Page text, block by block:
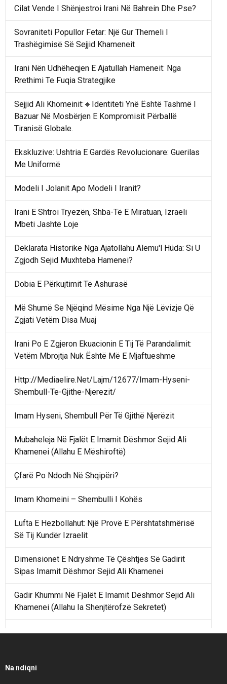
Cilat Vende I Shënjestroi Irani Në Bahrein Dhe Pse?
Sovraniteti Popullor Fetar: Një Gur Themeli I
Trashëgimisë Së Sejjid Khameneit
Irani Nën Udhëheqjen E Ajatullah Hameneit: Nga
Rrethimi Te Fuqia Strategjike
Sejjid Ali Khomeinit:🔹Identiteti Ynë Është Tashmë I
Bazuar Në Mosbërjen E Kompromisit Përballë
Tiranisë Globale.
Ekskluzive: Ushtria E Gardës Revolucionare: Guerilas
Me Uniformë
Modeli I Jolanit Apo Modeli I Iranit?
Irani E Shtroi Tryezën, Shba-Të E Miratuan, Izraeli
Mbeti Jashtë Loje
Deklarata Historike Nga Ajatollahu Alemu'l Hüda: Si U
Zgjodh Sejid Muxhteba Hamenei?
Dobia E Përkujtimit Të Ashurasë
Më Shumë Se Njëqind Mësime Nga Një Lëvizje Që
Zgjati Vetëm Disa Muaj
Irani Po E Zgjeron Ekuacionin E Tij Të Parandalimit:
Vetëm Mbrojtja Nuk Është Më E Mjaftueshme
Http://Mediaelire.Net/Lajm/12677/Imam-Hyseni-
Shembull-Te-Gjithe-Njerezit/
Imam Hyseni, Shembull Për Të Gjithë Njerëzit
Mubaheleja Në Fjalët E Imamit Dëshmor Sejid Ali
Khamenei (Allahu E Mëshiroftë)
Çfarë Po Ndodh Në Shqipëri?
Imam Khomeini – Shembulli I Kohës
Lufta E Hezbollahut: Një Provë E Përshtatshmërisë
Së Tij Kundër Izraelit
Dimensionet E Ndryshme Të Çështjes Së Gadirit
Sipas Imamit Dëshmor Sejid Ali Khamenei
Gadir Khummi Në Fjalët E Imamit Dëshmor Sejid Ali
Khamenei (Allahu Ia Shenjtërofzë Sekretet)
Filmi I Shkurtër Iranian “Pasta Alfredo” Ka Udhëtuar
Na ndiqni